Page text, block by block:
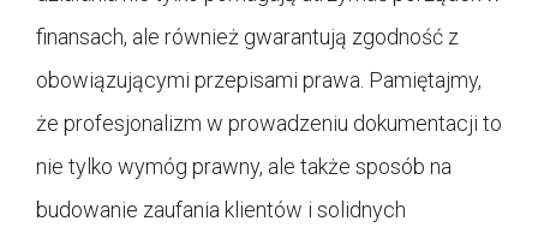
finansach, ale również gwarantują zgodność z
obowiązującymi przepisami prawa. Pamiętajmy,
że profesjonalizm w prowadzeniu dokumentacji to
nie tylko wymóg prawny, ale także sposób na
budowanie zaufania klientów i solidnych